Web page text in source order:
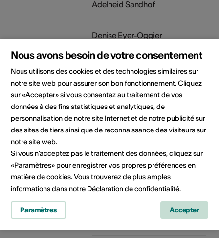
Adelheid Sandhof
Denise Eyer-Oggier
Elisabeth Fux Mattig
Weina Venetz
Helga Zumstein
Valeria Triulzi
Bernd Kniel
Nous avons besoin de votre consentement
Nous utilisons des cookies et des technologies similaires sur
notre site web pour assurer son bon fonctionnement. Cliquez
sur «Accepter» si vous consentez au traitement de vos
données à des fins statistiques et analytiques, de
personnalisation de notre site Internet et de notre publicité sur
des sites de tiers ainsi que de reconnaissance des visiteurs sur
notre site web.
Si vous n’acceptez pas le traitement des données, cliquez sur
«Paramètres» pour enregistrer vos propres préférences en
matière de cookies. Vous trouverez de plus amples
informations dans notre Déclaration de confidentialité.
Paramètres Accepter